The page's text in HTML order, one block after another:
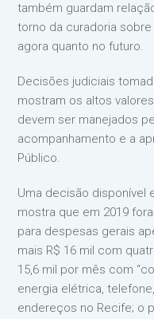
também guardam
torno da curadoria
agora quanto no futuro.
Decisões judiciais
mostram os altos
devem ser manejados
acompanhamento e a
Público.
Uma decisão disponível
mostra que em 2019
para despesas gerais
mais R$ 16 mil com
15,6 mil por mês com
energia elétrica,
endereços no Recife; o